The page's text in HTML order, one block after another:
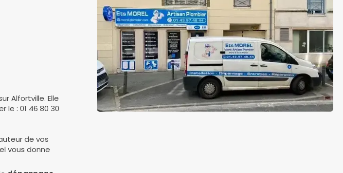
Alfortville. Elle
le : 01 46 80 30
de vos
vous donne